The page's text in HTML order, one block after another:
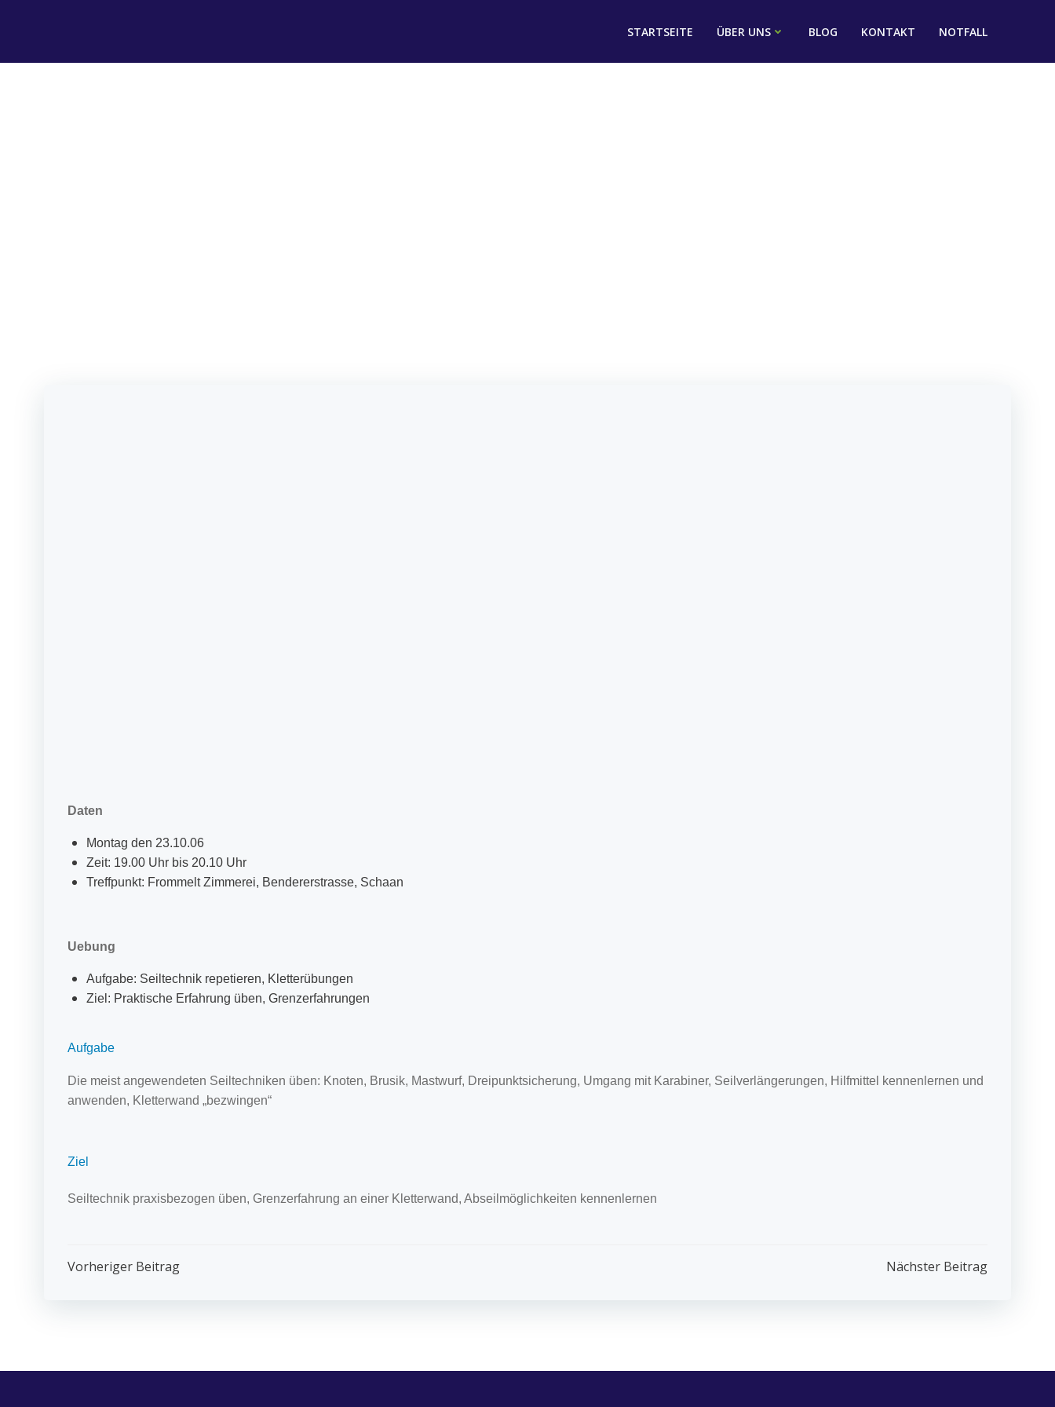
STARTSEITE ÜBER UNS BLOG KONTAKT NOTFALL
Daten
Montag den 23.10.06
Zeit: 19.00 Uhr bis 20.10 Uhr
Treffpunkt: Frommelt Zimmerei, Bendererstrasse, Schaan
Uebung
Aufgabe: Seiltechnik repetieren, Kletterübungen
Ziel: Praktische Erfahrung üben, Grenzerfahrungen
Aufgabe
Die meist angewendeten Seiltechniken üben: Knoten, Brusik, Mastwurf, Dreipunktsicherung, Umgang mit Karabiner, Seilverlängerungen, Hilfmittel kennenlernen und
anwenden, Kletterwand „bezwingen“
Ziel
Seiltechnik praxisbezogen üben, Grenzerfahrung an einer Kletterwand, Abseilmöglichkeiten kennenlernen
Post
Vorheriger Beitrag Nächster Beitrag